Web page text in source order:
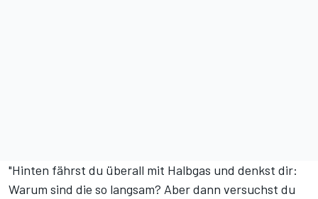
"Hinten fährst du überall mit Halbgas und denkst dir:
Warum sind die so langsam? Aber dann versuchst du